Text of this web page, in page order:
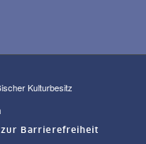
Kulturbesitz
zur Barrierefreiheit